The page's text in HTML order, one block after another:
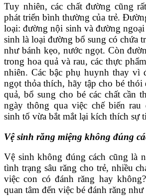
Tuy nhiên, các chất đường cũng
phát triển bình thường của trẻ.
loại: đường nội sinh và đường
sinh là loại đường bổ sung có chứa
như bánh kẹo, nước ngọt. Còn
trong hoa quả và rau, các thực
nhiên. Các bậc phụ huynh thay vì
ngọt thỏa thích, hãy tập cho bé thói
quả, bổ sung cho bé các chất cần
ngày thông qua việc chế biến rau
sinh tố vừa bắt mắt lại kích thích sự
Vệ sinh răng miệng không đúng
Vệ sinh không đúng cách cũng là
tình trạng sâu răng cho trẻ, nhiều
việc con có đánh răng hay
quan tâm đến việc bé đánh răng như